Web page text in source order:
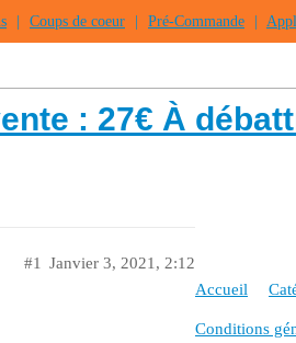
Coups de coeur Pré-Commande
: 27€ À
Janvier 3, 2021, 2:12
#1
Accueil
Conditions